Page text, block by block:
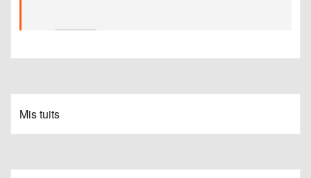
Mis tuits